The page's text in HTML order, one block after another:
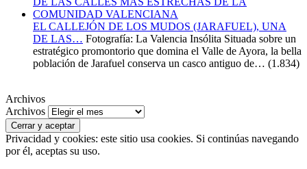
EL CALLEJÓN DE LOS MUDOS (JARAFUEL), UNA
DE LAS… Fotografía: La Valencia Insólita Situada sobre un
estratégico promontorio que domina el Valle de Ayora, la bella
población de Jarafuel conserva un casco antiguo de… (1.834)
Archivos
Archivos
Privacidad y cookies: este sitio usa cookies. Si continúas navegando
por él, aceptas su uso.